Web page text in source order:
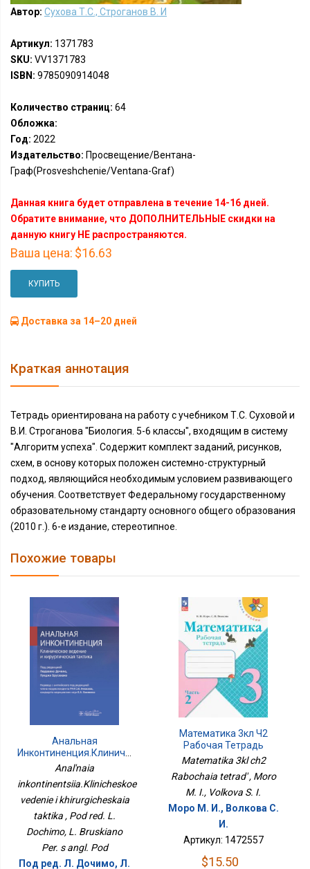
Автор: Сухова Т.С., Строганов В. И
Артикул: 1371783
SKU: VV1371783
ISBN: 9785090914048
Количество страниц: 64
Обложка:
Год: 2022
Издательство: Просвещение/Вентана-
Граф(Prosveshchenie/Ventana-Graf)
Данная книга будет отправлена в течение 14-16 дней.
Обратите внимание, что ДОПОЛНИТЕЛЬНЫЕ скидки на
данную книгу НЕ распространяются.
Ваша цена: $16.63
КУПИТЬ
Доставка за 14–20 дней
Краткая аннотация
Тетрадь ориентирована на работу с учебником Т.С. Суховой и
В.И. Строганова "Биология. 5-6 классы", входящим в систему
"Алгоритм успеха". Содержит комплект заданий, рисунков,
схем, в основу которых положен системно-структурный
подход, являющийся необходимым условием развивающего
обучения. Соответствует Федеральному государственному
образовательному стандарту основного общего образования
(2010 г.). 6-е издание, стереотипное.
Похожие товары
Анальная
Инконтиненция.Клиническое
Ведение И
Anal'naia
inkontinentsiia.Klinicheskoe
vedenie i khirurgicheskaia
taktika , Pod red. L.
Dochimo, L. Bruskiano
Per. s angl. Pod
Под ред. Л. Дочимо, Л.
Математика 3кл Ч2
Рабочая Тетрадь
Matematika 3kl ch2
Rabochaia tetrad' , Moro
M. I., Volkova S. I.
Моро М. И., Волкова С.
И.
Артикул: 1472557
$15.50